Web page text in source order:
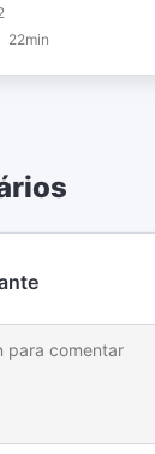
22min